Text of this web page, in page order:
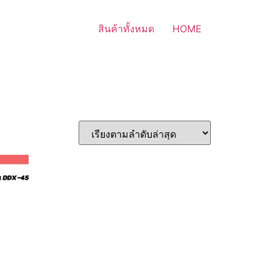
สินค้าทั้งหมด HOME